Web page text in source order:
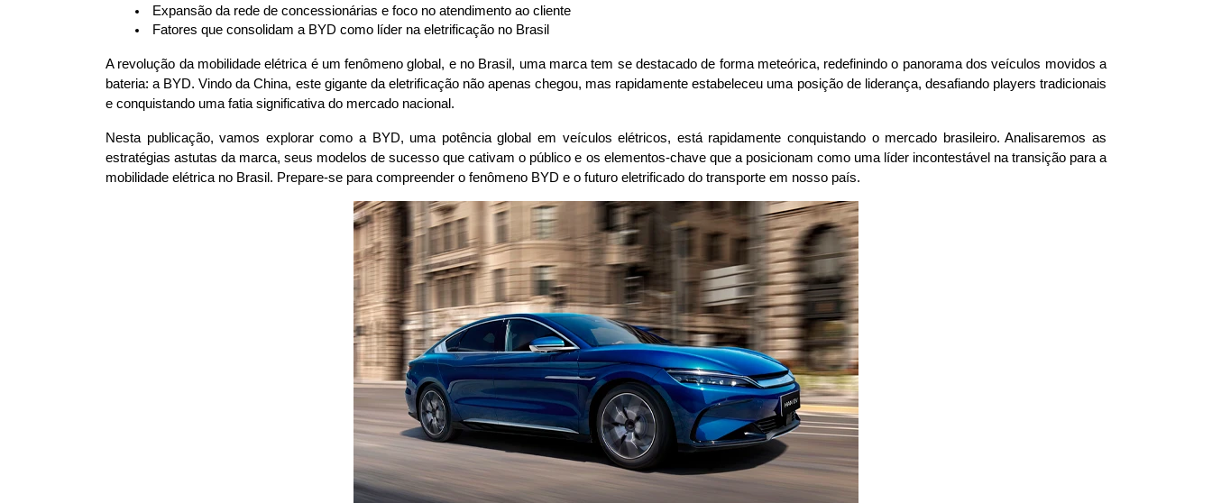
Expansão da rede de concessionárias e foco no atendimento ao cliente
Fatores que consolidam a BYD como líder na eletrificação no Brasil
A revolução da mobilidade elétrica é um fenômeno global, e no Brasil, uma marca tem se destacado de forma meteórica, redefinindo o panorama dos veículos movidos a
bateria: a BYD. Vindo da China, este gigante da eletrificação não apenas chegou, mas rapidamente estabeleceu uma posição de liderança, desafiando players tradicionais
e conquistando uma fatia significativa do mercado nacional.
Nesta publicação, vamos explorar como a BYD, uma potência global em veículos elétricos, está rapidamente conquistando o mercado brasileiro. Analisaremos as
estratégias astutas da marca, seus modelos de sucesso que cativam o público e os elementos-chave que a posicionam como uma líder incontestável na transição para a
mobilidade elétrica no Brasil. Prepare-se para compreender o fenômeno BYD e o futuro eletrificado do transporte em nosso país.